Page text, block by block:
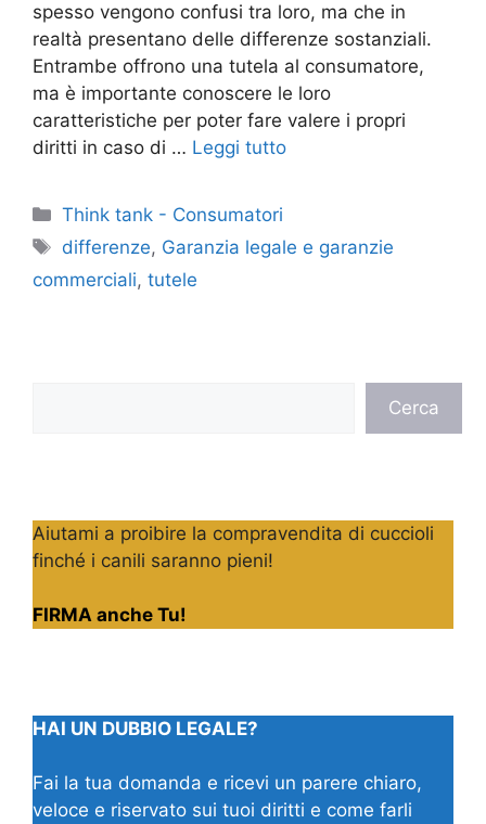
spesso vengono confusi tra loro, ma che in
realtà presentano delle differenze sostanziali.
Entrambe offrono una tutela al consumatore,
ma è importante conoscere le loro
caratteristiche per poter fare valere i propri
diritti in caso di … Leggi tutto
Categorie
Think tank - Consumatori
Tag
differenze, Garanzia legale e garanzie
commerciali, tutele
Cerca
Aiutami a proibire la compravendita di cuccioli
finché i canili saranno pieni!
FIRMA anche Tu!
HAI UN DUBBIO LEGALE?
Fai la tua domanda e ricevi un parere chiaro,
veloce e riservato sui tuoi diritti e come farli